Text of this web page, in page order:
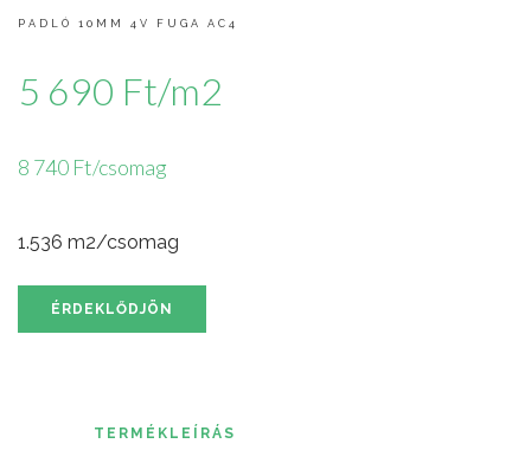
PADLÓ 10MM 4V FUGA AC4
5 690 Ft/m2
8 740 Ft/csomag
1.536 m2/csomag
ÉRDEKLŐDJÖN
TERMÉKLEÍRÁS